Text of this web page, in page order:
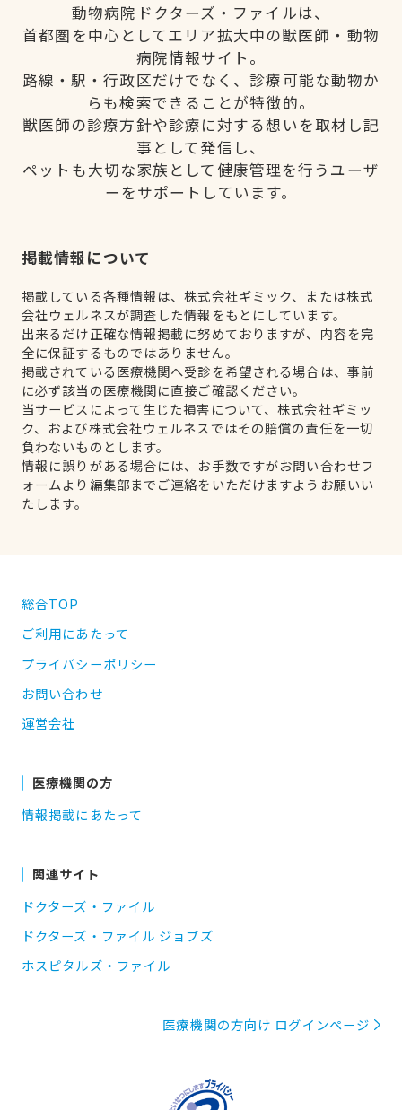
動物病院ドクターズ・ファイルは、
首都圏を中心としてエリア拡大中の獣医師・動物
病院情報サイト。
路線・駅・行政区だけでなく、診療可能な動物か
らも検索できることが特徴的。
獣医師の診療方針や診療に対する想いを取材し記
事として発信し、
ペットも大切な家族として健康管理を行うユーザ
ーをサポートしています。
掲載情報について
掲載している各種情報は、株式会社ギミック、または株式
会社ウェルネスが調査した情報をもとにしています。
出来るだけ正確な情報掲載に努めておりますが、内容を完
全に保証するものではありません。
掲載されている医療機関へ受診を希望される場合は、事前
に必ず該当の医療機関に直接ご確認ください。
当サービスによって生じた損害について、株式会社ギミッ
ク、および株式会社ウェルネスではその賠償の責任を一切
負わないものとします。
情報に誤りがある場合には、お手数ですがお問い合わせフ
ォームより編集部までご連絡をいただけますようお願いい
たします。
総合TOP
ご利用にあたって
プライバシーポリシー
お問い合わせ
運営会社
医療機関の方
情報掲載にあたって
関連サイト
ドクターズ・ファイル
ドクターズ・ファイル ジョブズ
ホスピタルズ・ファイル
医療機関の方向け ログインページ